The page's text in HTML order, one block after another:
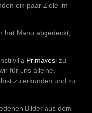
ein paar Ziele im
hat Manu abgedeckt,
Primavesi zu
für uns alleine,
zu erkunden und zu
Bilder aus dem